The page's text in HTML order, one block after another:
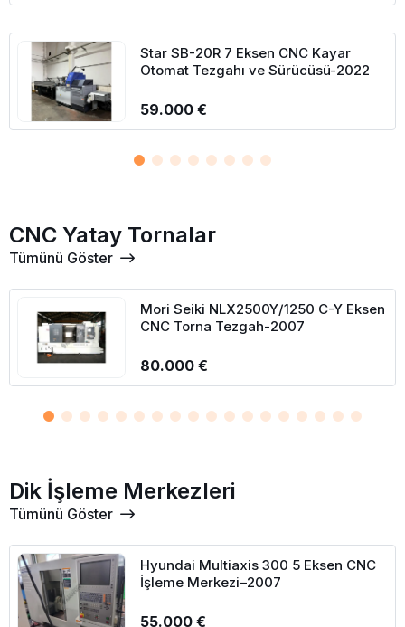
Star SB-20R 7 Eksen CNC Kayar
Otomat Tezgahı ve Sürücüsü-2022
59.000 €
CNC Yatay Tornalar
Tümünü Göster
Mori Seiki NLX2500Y/1250 C-Y Eksen
CNC Torna Tezgah-2007
80.000 €
Dik İşleme Merkezleri
Tümünü Göster
Hyundai Multiaxis 300 5 Eksen CNC
İşleme Merkezi–2007
55.000 €